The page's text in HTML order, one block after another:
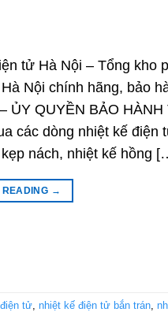
tử Hà Nội – Tổng kho
Nội chính hãng, bảo
ỦY QUYỀN BẢO
các dòng nhiệt kế điện
nách, nhiệt kế hồng
→
tử, nhiệt kế điện tử bắn trán,